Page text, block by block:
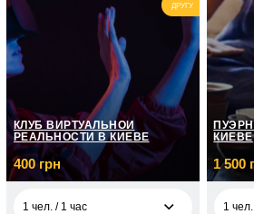
1
1 часу
1
ДРУГУ
КЛУБ ВИРТУАЛЬНОЙ
РЕАЛЬНОСТИ В КИЕВЕ
400 грн
1 чел. / 1 час
КИЕВЕ
1 500
1